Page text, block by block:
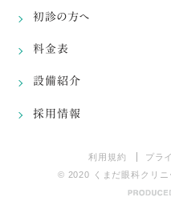
初診の方へ
料金表
設備紹介
採用情報
利用規約
プラ
© 2020 くまだ眼科クリ